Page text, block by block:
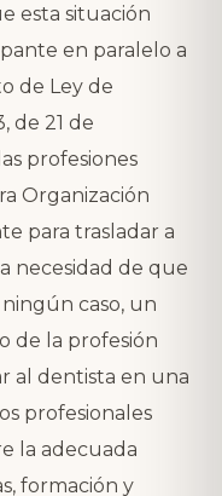
esta situación
en paralelo a
de Ley de
de 21 de
profesiones
Organización
para trasladar a
necesidad de que
caso, un
de la profesión
al dentista en una
profesionales
la adecuada
formación y